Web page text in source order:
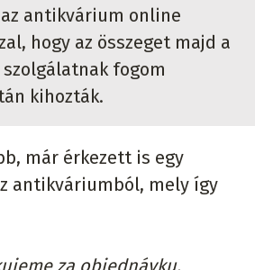
antikvárium online
hogy az összeget majd a
fogom
kihozták.
már érkezett is egy
antikváriumból, mely így